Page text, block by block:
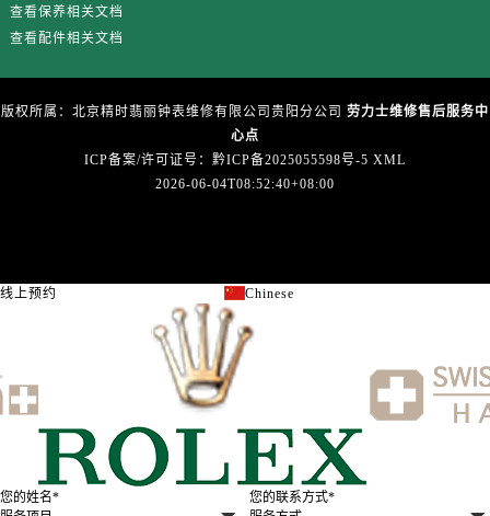
查看保养相关文档
查看配件相关文档
版权所属：北京精时翡丽钟表维修有限公司贵阳分公司 劳力士维修售后服务中
心点
ICP备案/许可证号：黔ICP备2025055598号-5 XML
2026-06-04T08:52:40+08:00
线上预约 Chinese